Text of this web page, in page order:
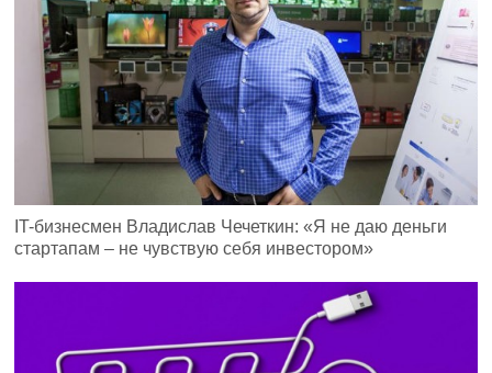
IT-бизнесмен Владислав Чечеткин: «Я не даю деньги
стартапам – не чувствую себя инвестором»